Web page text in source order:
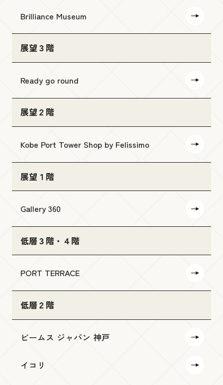
Brilliance Museum
展望３階
Ready go round
展望２階
Kobe Port Tower Shop by Felissimo
展望１階
Gallery 360
低層３階・４階
PORT TERRACE
低層２階
ビームス ジャパン 神戸
イコリ